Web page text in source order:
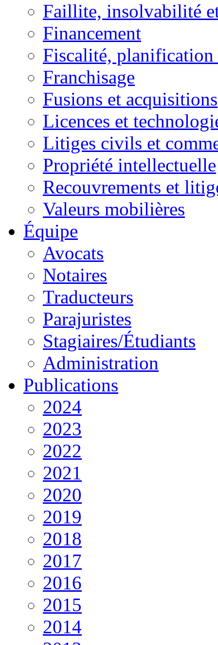
Faillite, insolvabilité
Financement
Fiscalité, planification
Franchisage
Fusions et acquisitions
Licences et
Litiges civils et
Propriété intellectuelle
Recouvrements et
Valeurs mobilières
Équipe
Avocats
Notaires
Traducteurs
Parajuristes
Stagiaires/Étudiants
Administration
Publications
2024
2023
2022
2021
2020
2019
2018
2017
2016
2015
2014